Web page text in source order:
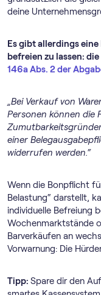
deine
Es gibt allerdings
befreien zu lassen:
146a Abs. 2 der
„Bei Verkauf von
Personen können die
einer
widerrufen werden.“
Wenn die Bonpflicht
Belastung“ darstellt,
individuelle Befreiung
Wochenmarktstände
Barverkäufen an
Vorwarnung: Die
Tipp: Spare dir den